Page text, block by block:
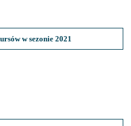
w sezonie 2021